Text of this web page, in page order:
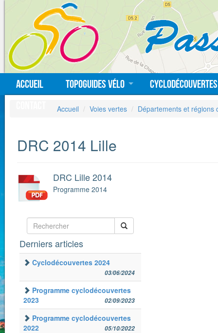
Accueil Topoguides vélo
Cyclodécouvertes
Accueil Voies vertes Départements et régions
DRC 2014 Lille
DRC Lille 2014
Programme 2014
Derniers articles
Cyclodécouvertes 2024
03/06/2024
Programme cyclodécouvertes
2023
02/09/2023
Programme cyclodécouvertes
2022
05/10/2022